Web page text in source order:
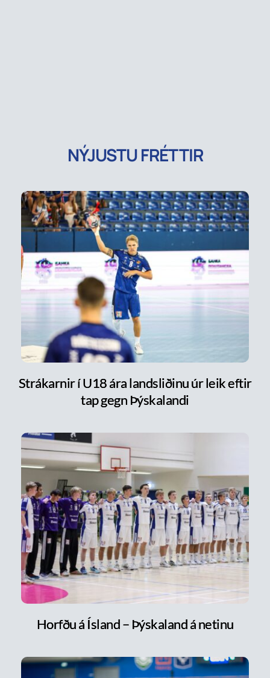
NÝJUSTU FRÉTTIR
Strákarnir í U18 ára landsliðinu úr leik eftir
tap gegn Þýskalandi
Horfðu á Ísland – Þýskaland á netinu